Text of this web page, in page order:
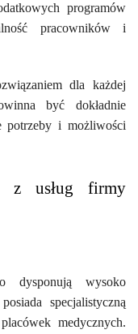
programów
pracowników i
dla każdej
być dokładnie
potrzeby i możliwości
z usług firmy
dysponują wysoko
specjalistyczną
medycznych.